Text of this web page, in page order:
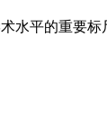
水平的重要